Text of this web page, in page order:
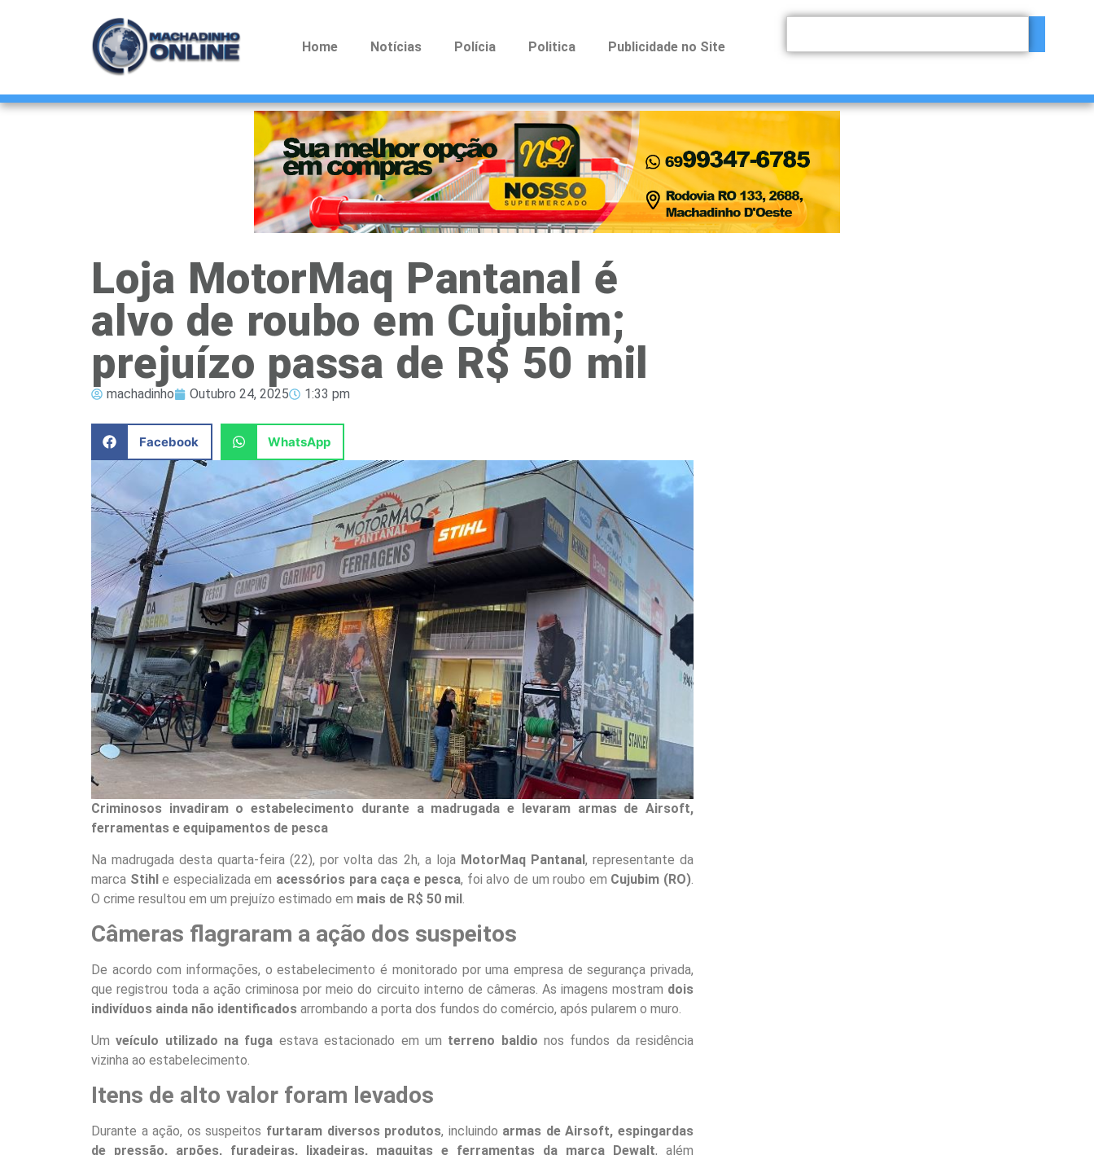
Home Notícias Polícia Politica Publicidade no Site
Loja MotorMaq Pantanal é
alvo de roubo em Cujubim;
prejuízo passa de R$ 50 mil
machadinho Outubro 24, 2025 1:33 pm
Facebook WhatsApp
Criminosos invadiram o estabelecimento durante a madrugada e levaram armas de Airsoft,
ferramentas e equipamentos de pesca
Na madrugada desta quarta-feira (22), por volta das 2h, a loja MotorMaq Pantanal, representante da
marca Stihle especializada em acessórios para caça e pesca, foi alvo de um roubo em Cujubim (RO)
O crime resultou em um prejuízo estimado em mais de R$ 50 mil
Câmeras flagraram a ação dos suspeitos
De acordo com informações, o estabelecimento é monitorado por uma empresa de segurança privada,
que registrou toda a ação criminosa por meio do circuito interno de câmeras. As imagens mostram dois
indivíduos ainda não identificados arrombando a porta dos fundos do comércio, após pularem o muro.
Umveículo utilizado na fuga estava estacionado em um terreno baldio nos fundos da residência
vizinha ao estabelecimento.
Itens de alto valor foram levados
Durante a ação, os suspeitos furtaram diversos produtos, incluindo armas de Airsoft, espingardas
de pressão, arpões, furadeiras, lixadeiras, maquitas e ferramentas da marca Dewalt, além